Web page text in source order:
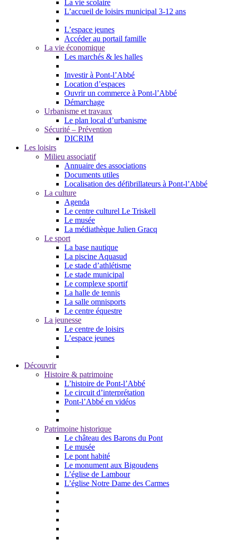
La vie scolaire
L’accueil de loisirs municipal 3-12 ans
L’espace jeunes
Accéder au portail famille
La vie économique
Les marchés & les halles
Investir à Pont-l’Abbé
Location d’espaces
Ouvrir un commerce à Pont-l’Abbé
Démarchage
Urbanisme et travaux
Le plan local d’urbanisme
Sécurité – Prévention
DICRIM
Les loisirs
Milieu associatif
Annuaire des associations
Documents utiles
Localisation des défibrillateurs à Pont-l’Abbé
La culture
Agenda
Le centre culturel Le Triskell
Le musée
La médiathèque Julien Gracq
Le sport
La base nautique
La piscine Aquasud
Le stade d’athlétisme
Le stade municipal
Le complexe sportif
La halle de tennis
La salle omnisports
Le centre équestre
La jeunesse
Le centre de loisirs
L’espace jeunes
Découvrir
Histoire & patrimoine
L’histoire de Pont-l’Abbé
Le circuit d’interprétation
Pont-l’Abbé en vidéos
Patrimoine historique
Le château des Barons du Pont
Le musée
Le pont habité
Le monument aux Bigoudens
L’église de Lambour
L’église Notre Dame des Carmes